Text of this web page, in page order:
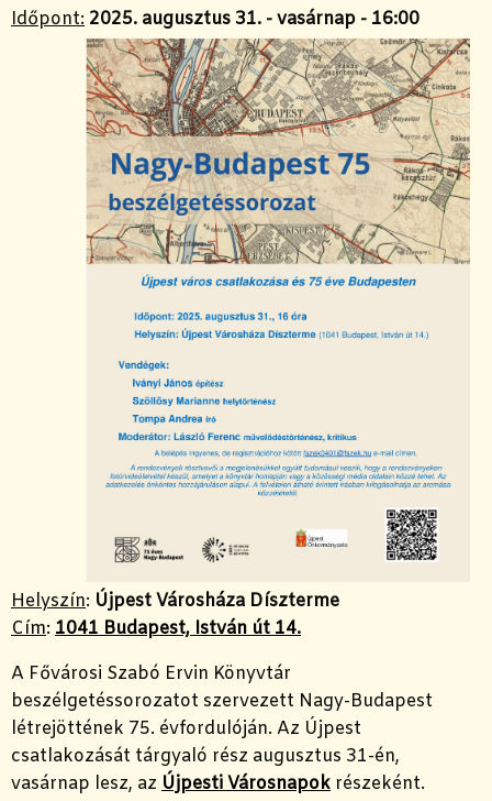
Időpont: 2025. augusztus 31. - vasárnap - 16:00
Helyszín: Újpest Városháza Díszterme
Cím: 1041 Budapest, István út 14.
A Fővárosi Szabó Ervin Könyvtár
beszélgetéssorozatot szervezett Nagy-Budapest
létrejöttének 75. évfordulóján. Az Újpest
csatlakozását tárgyaló rész augusztus 31-én,
vasárnap lesz, az Újpesti Városnapok részeként.